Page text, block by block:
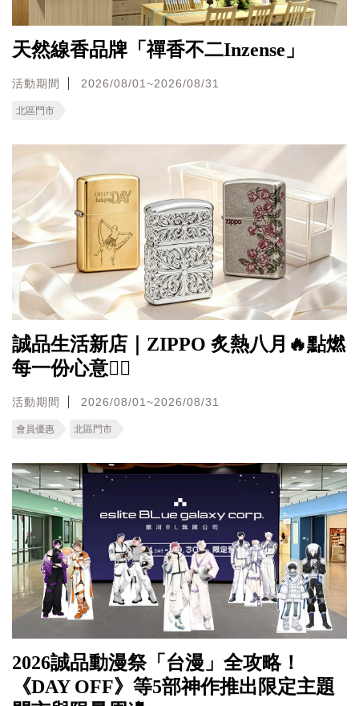
天然線香品牌「禪香不二Inzense」
活動期間 2026/08/01~2026/08/31
北區門市
誠品生活新店｜ZIPPO 炙熱八月🔥點燃
每一份心意❤️‍🔥
活動期間 2026/08/01~2026/08/31
會員優惠 北區門市
2026誠品動漫祭「台漫」全攻略！
《DAY OFF》等5部神作推出限定主題